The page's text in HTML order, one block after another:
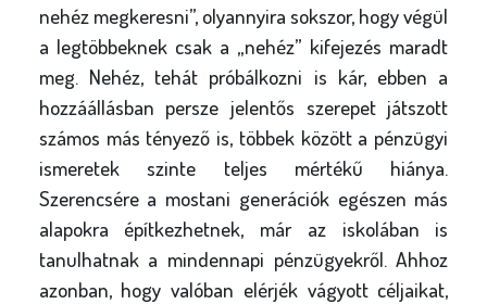
nehéz megkeresni”, olyannyira sokszor, hogy végül
a legtöbbeknek csak a „nehéz” kifejezés maradt
meg. Nehéz, tehát próbálkozni is kár, ebben a
hozzáállásban persze jelentős szerepet játszott
számos más tényező is, többek között a pénzügyi
ismeretek szinte teljes mértékű hiánya.
Szerencsére a mostani generációk egészen más
alapokra építkezhetnek, már az iskolában is
tanulhatnak a mindennapi pénzügyekről. Ahhoz
azonban, hogy valóban elérjék vágyott céljaikat,